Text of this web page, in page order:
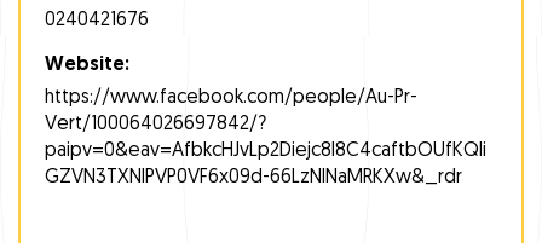
0240421676
Website:
https://www.facebook.com/people/Au-Pr-
Vert/100064026697842/?
paipv=0&eav=AfbkcHJvLp2Diejc8l8C4caftbOUfKQIi
GZVN3TXNlPVP0VF6x09d-66LzNlNaMRKXw&_rdr